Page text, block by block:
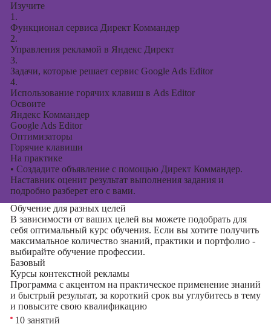
Изучите
1.
Функционал сервиса Директ Коммандер
2.
Управления рекламой в Яндекс Директ
3.
Задачи, которые решает сервис Google Ads Editor
4.
Использование горячих клавиш в Ads Editor
Освоите
Яндекс Коммандер
Google Ads Editor
Оптимизаторы
Горячие клавиши
На практике
• Создадите объявление с помощью Директ Коммандер.
Наставник оценит результат выполнения задания и
подробно разберет его с вами.
Обучение для разных целей
В зависимости от ваших целей вы можете подобрать для
себя оптимальный курс обучения. Если вы хотите получить
максимальное количество знаний, практики и портфолио -
выбирайте обучение профессии.
Базовый
Курсы контекстной рекламы
Программа с акцентом на практическое применение знаний
и быстрый результат, за короткий срок вы углубитесь в тему
и повысите свою квалификацию
10 занятий